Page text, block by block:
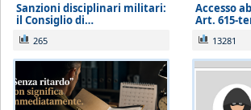
Sanzioni disciplinari militari:
il Consiglio di…
265
Accesso
Art. 615-
13281